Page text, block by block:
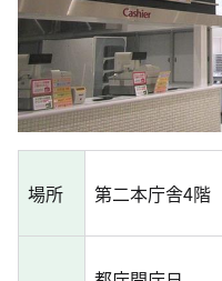
場所 第二本庁舎4階